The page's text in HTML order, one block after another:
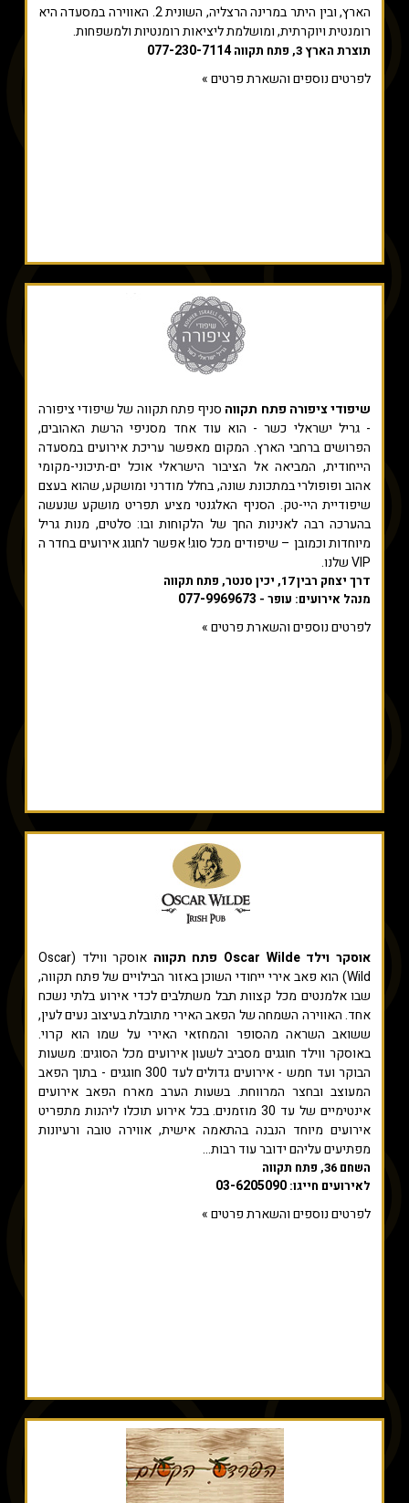
הארץ, ובין היתר במרינה הרצליה, השונית 2. האווירה במסעדה היא
רומנטית ויוקרתית, ומושלמת ליציאות רומנטיות ולמשפחות.
תוצרת הארץ 3, פתח תקווה
077-230-7114
לפרטים נוספים והשארת פרטים »
שיפודי ציפורה פתח תקווה סניף פתח תקווה של שיפודי ציפורה
- גריל ישראלי כשר - הוא עוד אחד מסניפי הרשת האהובים,
הפרושים ברחבי הארץ. המקום מאפשר עריכת אירועים במסעדה
הייחודית, המביאה אל הציבור הישראלי אוכל ים-תיכוני-מקומי
אהוב ופופולרי במתכונת שונה, בחלל מודרני ומושקע, שהוא בעצם
שיפודיית היי-טק. הסניף האלגנטי מציע תפריט מושקע שנעשה
בהערכה רבה לאנינות החך של הלקוחות ובו: סלטים, מנות גריל
מיוחדות וכמובן – שיפודים מכל סוג! אפשר לחגוג אירועים בחדר ה
VIP שלנו.
דרך יצחק רבין 17, יכין סנטר, פתח תקווה
מנהל אירועים: עופר - 077-9969673
לפרטים נוספים והשארת פרטים »
אוסקר וילד Oscar Wilde פתח תקווה
אוסקר ווילד (Oscar
Wild) הוא פאב אירי ייחודי השוכן באזור הבילויים של פתח תקווה,
שבו אלמנטים מכל קצוות תבל משתלבים לכדי אירוע בלתי נשכח
אחד. האווירה השמחה של הפאב האירי מתובלת בעיצוב נעים לעין,
ששואב השראה מהסופר והמחזאי האירי על שמו הוא קרוי.
באוסקר ווילד חוגגים מסביב לשעון אירועים מכל הסוגים: משעות
הבוקר ועד חמש - אירועים גדולים לעד 300 חוגגים - בתוך הפאב
המעוצב ובחצר המרווחת. בשעות הערב מארח הפאב אירועים
אינטימיים של עד 30 מוזמנים. בכל אירוע תוכלו ליהנות מתפריט
אירועים מיוחד הנבנה בהתאמה אישית, אווירה טובה ורעיונות
מפתיעים עליהם ידובר עוד רבות...
השחם 36, פתח תקווה
לאירועים חייגו: 03-6205090
לפרטים נוספים והשארת פרטים »